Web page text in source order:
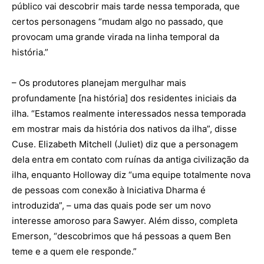
público vai descobrir mais tarde nessa temporada, que
certos personagens “mudam algo no passado, que
provocam uma grande virada na linha temporal da
história.”
– Os produtores planejam mergulhar mais
profundamente [na história] dos residentes iniciais da
ilha. “Estamos realmente interessados nessa temporada
em mostrar mais da história dos nativos da ilha”, disse
Cuse. Elizabeth Mitchell (Juliet) diz que a personagem
dela entra em contato com ruínas da antiga civilização da
ilha, enquanto Holloway diz “uma equipe totalmente nova
de pessoas com conexão à Iniciativa Dharma é
introduzida”, – uma das quais pode ser um novo
interesse amoroso para Sawyer. Além disso, completa
Emerson, “descobrimos que há pessoas a quem Ben
teme e a quem ele responde.”